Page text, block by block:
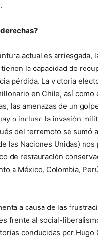
actual es arriesgada,
la capacidad de
pérdida. La victoria
en Chile, así como
las amenazas de un
o incluso la invasión
del terremoto se sumó
las Naciones Unidas) nos
de restauración
a México, Colombia,
a causa de las
frente al social-
conducidas por Hugo